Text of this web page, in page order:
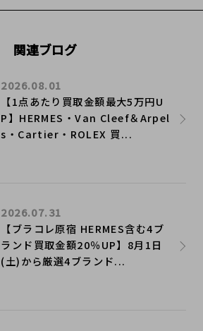
関連ブログ
【1点あたり買取金額最大5万円U
P】HERMES・Van Cleef＆Arpel
s・Cartier・ROLEX 買...
2026.08.01
【ブラコレ原宿 HERMES含む4ブ
ランド買取金額20％UP】8月1日
(土)から厳選4ブランド...
2026.07.31